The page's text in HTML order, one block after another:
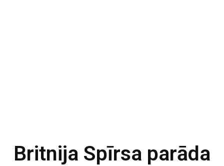
Britnija Spīrsa parāda